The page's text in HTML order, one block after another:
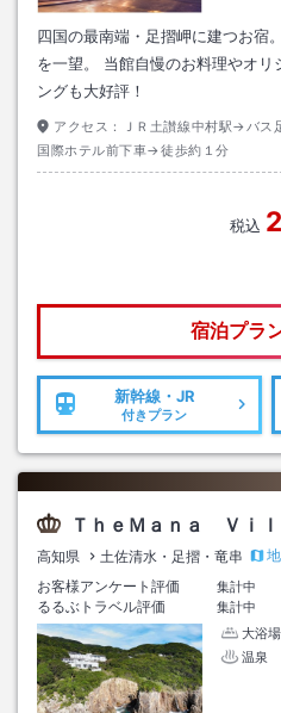
四国の最南端・足摺岬に建つお宿
を一望。 当館自慢のお料理やオ
ングも大好評！
アクセス：
ＪＲ土讃線中村駅→バス
国際ホテル前下車→徒歩約１分
税込
宿泊プラ
新幹線・JR
付きプラン
ＴｈｅＭａｎａ Ｖｉｌ
高知県 土佐清水・足摺・竜串
お客様アンケート評価
集計中
るるぶトラベル評価
集計中
大浴
温泉